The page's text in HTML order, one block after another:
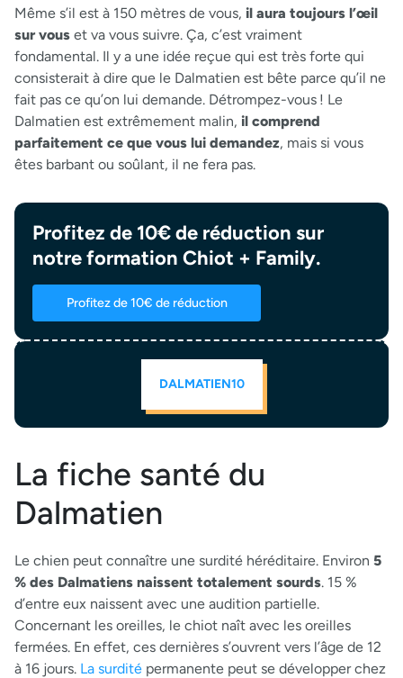
Même s’il est à 150 mètres de vous, il aura toujours l’œil
sur vous et va vous suivre. Ça, c’est vraiment
fondamental. Il y a une idée reçue qui est très forte qui
consisterait à dire que le Dalmatien est bête parce qu’il ne
fait pas ce qu’on lui demande. Détrompez-vous ! Le
Dalmatien est extrêmement malin, il comprend
parfaitement ce que vous lui demandez, mais si vous
êtes barbant ou soûlant, il ne fera pas.
Profitez de 10€ de réduction sur
notre formation Chiot + Family.
Profitez de 10€ de réduction
DALMATIEN10
La fiche santé du
Dalmatien
Le chien peut connaître une surdité héréditaire. Environ 5
% des Dalmatiens naissent totalement sourds. 15 %
d’entre eux naissent avec une audition partielle.
Concernant les oreilles, le chiot naît avec les oreilles
fermées. En effet, ces dernières s’ouvrent vers l’âge de 12
à 16 jours. La surdité permanente peut se développer chez